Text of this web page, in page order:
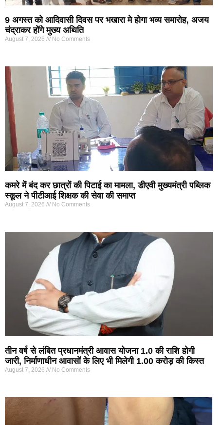
9 अगस्त को आदिवासी दिवस पर भखारा मे होगा भव्य समारोह, अजय
चंद्राकर होंगे मुख्य अथिति
August 7, 2026 No Comments
कमरे में बंद कर छात्रों की पिटाई का मामला, डीएवी मुख्यमंत्री पब्लिक
स्कूल ने पीटीआई शिक्षक की सेवा की समाप्त
August 7, 2026 No Comments
तीन वर्ष से लंबित प्रधानमंत्री आवास योजना 1.0 की राशि होगी
जारी, निर्माणाधीन आवासों के लिए भी मिलेगी 1.00 करोड़ की किस्त
August 7, 2026 No Comments